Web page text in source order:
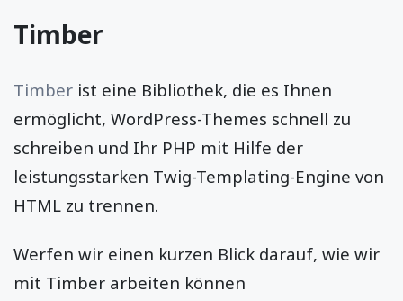
Timber
Timber ist eine Bibliothek, die es Ihnen
ermöglicht, WordPress-Themes schnell zu
schreiben und Ihr PHP mit Hilfe der
leistungsstarken Twig-Templating-Engine von
HTML zu trennen.
Werfen wir einen kurzen Blick darauf, wie wir
mit Timber arbeiten können